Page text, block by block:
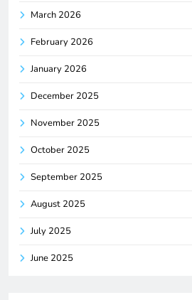
March 2026
February 2026
January 2026
December 2025
November 2025
October 2025
September 2025
August 2025
July 2025
June 2025